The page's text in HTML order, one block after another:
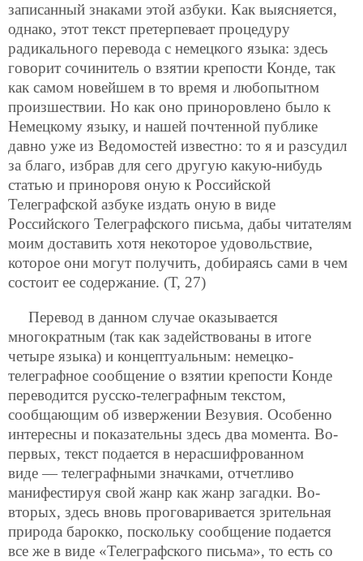
записанный знаками этой азбуки. Как выясняется,
однако, этот текст претерпевает процедуру
радикального перевода с немецкого языка: здесь
говорит сочинитель о взятии крепости Конде, так
как самом новейшем в то время и любопытном
произшествии. Но как оно приноровлено было к
Немецкому языку, и нашей почтенной публике
давно уже из Ведомостей известно: то я и разсудил
за благо, избрав для сего другую какую-нибудь
статью и приноровя оную к Российской
Телеграфской азбуке издать оную в виде
Российского Телеграфского письма, дабы читателям
моим доставить хотя некоторое удовольствие,
которое они могут получить, добираясь сами в чем
состоит ее содержание. (Т, 27)
Перевод в данном случае оказывается
многократным (так как задействованы в итоге
четыре языка) и концептуальным: немецко-
телеграфное сообщение о взятии крепости Конде
переводится русско-телеграфным текстом,
сообщающим об извержении Везувия. Особенно
интересны и показательны здесь два момента. Во-
первых, текст подается в нерасшифрованном
виде — телеграфными значками, отчетливо
манифестируя свой жанр как жанр загадки. Во-
вторых, здесь вновь проговаривается зрительная
природа барокко, поскольку сообщение подается
все же в виде «Телеграфского письма», то есть со